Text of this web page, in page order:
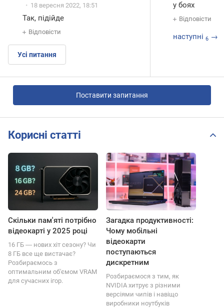
18 вересня 2022, 18:51
Так, підійде
Відповісти
Усі питання
у боях
Відповісти
наступні 6 →
Поставити запитання
Корисні статті
Скільки пам'яті потрібно
відеокарті у 2025 році
16 ГБ ― нових хіт сезону? Чи
8 ГБ все ще вистачає?
Розбираємось з
оптимальним об'ємом VRAM
для сучасних ігор.
Загадка продуктивності:
Чому мобільні
відеокарти
поступаються
дискретним
Розбираємося з тим, як
NVIDIA хитрує з різними
версіями чипів і навіщо
виробники ноутбуків